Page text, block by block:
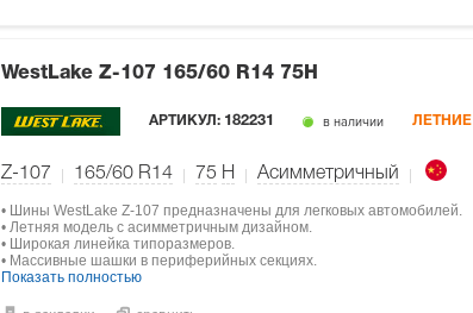
WestLake Z-107 165/60 R14 75H
АРТИКУЛ: 182231 в наличии ЛЕТНИЕ
Z-107 165/60 R14 75 H Асимметричный
• Шины WestLake Z-107 предназначены для легковых автомобилей.
• Летняя модель с асимметричным дизайном.
• Широкая линейка типоразмеров.
• Массивные шашки в периферийных секциях.
Показать полностью